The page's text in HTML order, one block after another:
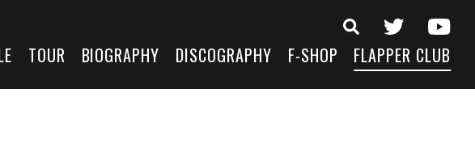
TOUR BIOGRAPHY DISCOGRAPHY F-SHOP FLAPPER CLUB